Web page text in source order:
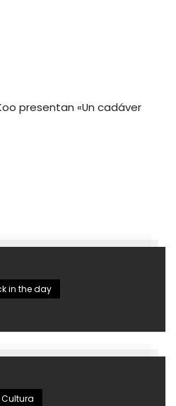
presentan «Un cadáver
in the day
Cultura